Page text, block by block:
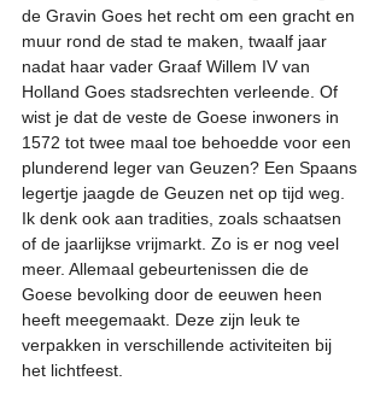
de Gravin Goes het recht om een gracht en
muur rond de stad te maken, twaalf jaar
nadat haar vader Graaf Willem IV van
Holland Goes stadsrechten verleende. Of
wist je dat de veste de Goese inwoners in
1572 tot twee maal toe behoedde voor een
plunderend leger van Geuzen? Een Spaans
legertje jaagde de Geuzen net op tijd weg.
Ik denk ook aan tradities, zoals schaatsen
of de jaarlijkse vrijmarkt. Zo is er nog veel
meer. Allemaal gebeurtenissen die de
Goese bevolking door de eeuwen heen
heeft meegemaakt. Deze zijn leuk te
verpakken in verschillende activiteiten bij
het lichtfeest.